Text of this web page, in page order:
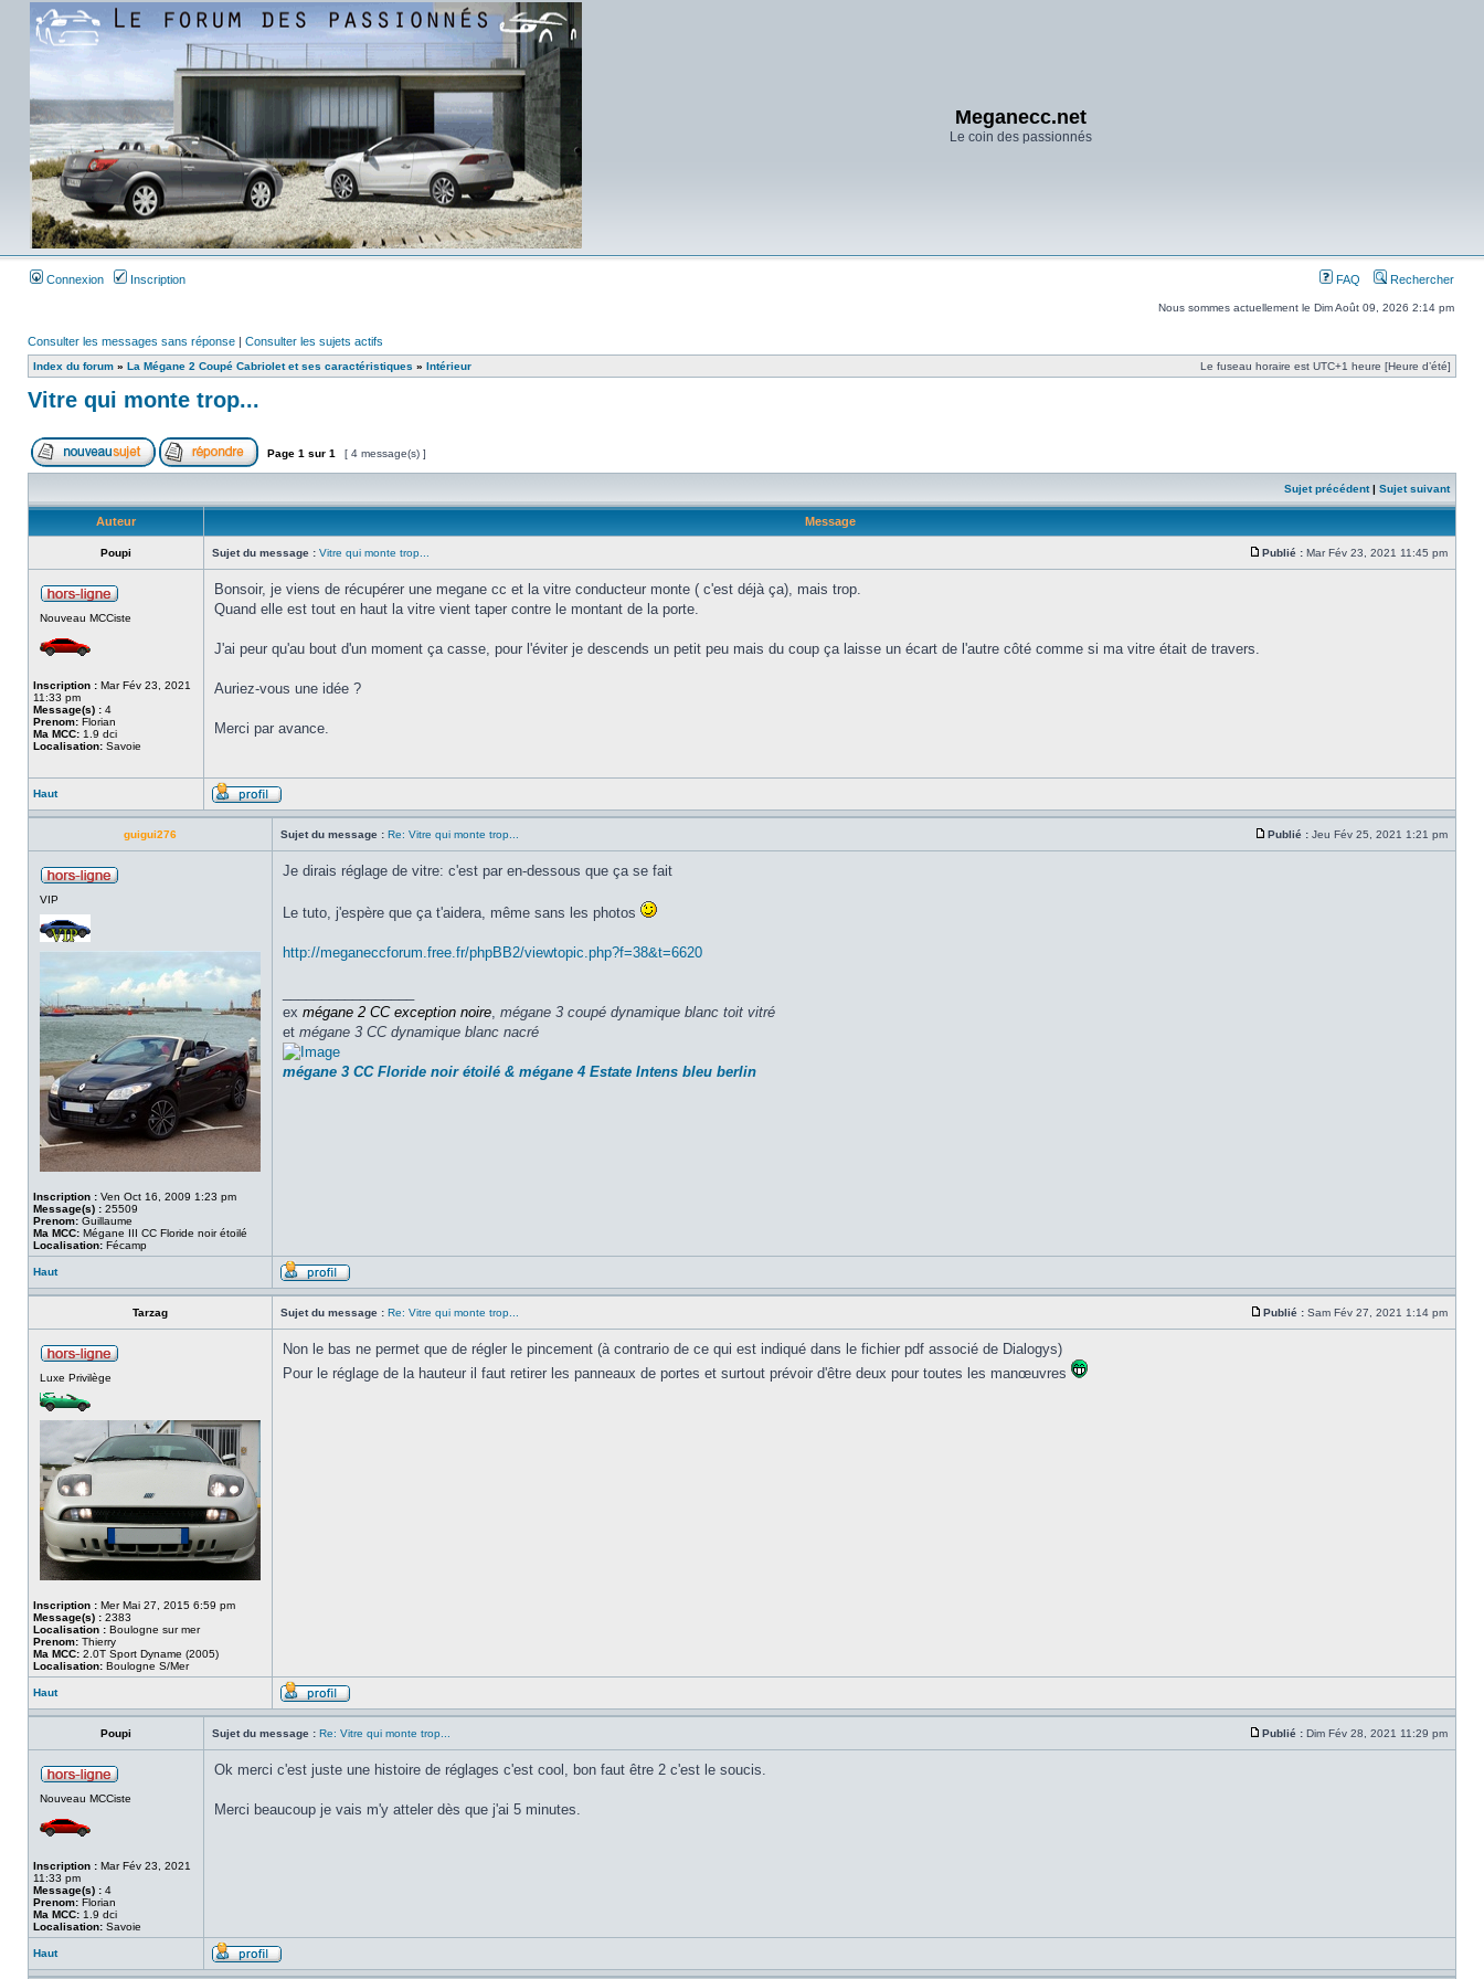
Meganecc.net
Le coin des passionnés
Connexion Inscription FAQ Rechercher
Nous sommes actuellement le Dim Août 09, 2026 2:14 pm
Consulter les messages sans réponse | Consulter les sujets actifs
Index du forum » La Mégane 2 Coupé Cabriolet et ses caractéristiques » Intérieur Le fuseau horaire est UTC+1 heure [Heure d’été]
Vitre qui monte trop...
Page 1 sur 1 [ 4 message(s) ]
Sujet précédent| Sujet suivant
Auteur Message
Poupi Sujet du message : Vitre qui monte trop... Publié : Mar Fév 23, 2021 11:45 pm
Nouveau MCCiste
Inscription : Mar Fév 23, 2021
11:33 pm
Message(s) : 4
Prenom: Florian
Ma MCC: 1.9 dci
Localisation: Savoie
Bonsoir, je viens de récupérer une megane cc et la vitre conducteur monte ( c'est déjà ça), mais trop.
Quand elle est tout en haut la vitre vient taper contre le montant de la porte.
J'ai peur qu'au bout d'un moment ça casse, pour l'éviter je descends un petit peu mais du coup ça laisse un écart de l'autre côté comme si ma vitre était de travers.
Auriez-vous une idée ?
Merci par avance.
Haut
guigui276 Sujet du message : Re: Vitre qui monte trop... Publié : Jeu Fév 25, 2021 1:21 pm
VIP
Inscription : Ven Oct 16, 2009 1:23 pm
Message(s) : 25509
Prenom: Guillaume
Ma MCC: Mégane III CC Floride noir étoilé
Localisation: Fécamp
Je dirais réglage de vitre: c'est par en-dessous que ça se fait
Le tuto, j'espère que ça t'aidera, même sans les photos
http://meganeccforum.free.fr/phpBB2/viewtopic.php?f=38&t=6620
ex mégane 2 CC exception noire, mégane 3 coupé dynamique blanc toit vitré
et mégane 3 CC dynamique blanc nacré
mégane 3 CC Floride noir étoilé & mégane 4 Estate Intens bleu berlin
Haut
Tarzag Sujet du message : Re: Vitre qui monte trop... Publié : Sam Fév 27, 2021 1:14 pm
Luxe Privilège
Inscription : Mer Mai 27, 2015 6:59 pm
Message(s) : 2383
Localisation : Boulogne sur mer
Prenom: Thierry
Ma MCC: 2.0T Sport Dyname (2005)
Localisation: Boulogne S/Mer
Non le bas ne permet que de régler le pincement (à contrario de ce qui est indiqué dans le fichier pdf associé de Dialogys)
Pour le réglage de la hauteur il faut retirer les panneaux de portes et surtout prévoir d'être deux pour toutes les manœuvres
Haut
Poupi Sujet du message : Re: Vitre qui monte trop... Publié : Dim Fév 28, 2021 11:29 pm
Nouveau MCCiste
Inscription : Mar Fév 23, 2021
11:33 pm
Message(s) : 4
Prenom: Florian
Ma MCC: 1.9 dci
Localisation: Savoie
Ok merci c'est juste une histoire de réglages c'est cool, bon faut être 2 c'est le soucis.
Merci beaucoup je vais m'y atteler dès que j'ai 5 minutes.
Haut